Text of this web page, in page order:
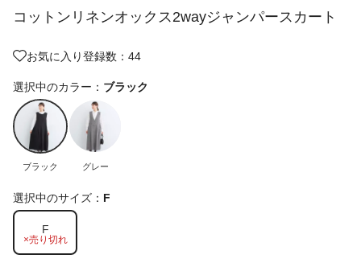
コットンリネンオックス2wayジャンパースカート
お気に入り登録数：44
選択中のカラー： ブラック
ブラック グレー
選択中のサイズ： F
F
×売り切れ